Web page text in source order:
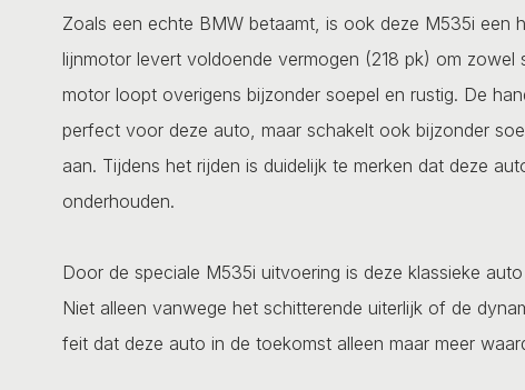
Zoals een echte BMW betaamt, is ook deze M535i een
lijnmotor levert voldoende vermogen (218 pk) om
motor loopt overigens bijzonder soepel en rustig. De
perfect voor deze auto, maar schakelt ook bijzonder
aan. Tijdens het rijden is duidelijk te merken dat deze
onderhouden.
Door de speciale M535i uitvoering is deze klassieke
Niet alleen vanwege het schitterende uiterlijk of de
feit dat deze auto in de toekomst alleen maar meer